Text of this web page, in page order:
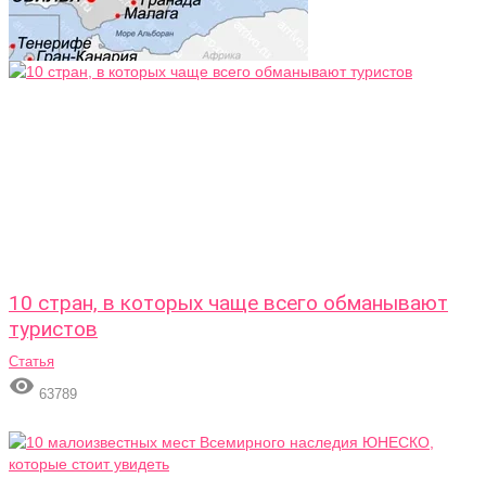
10 стран, в которых чаще всего обманывают
туристов
Статья
 63789